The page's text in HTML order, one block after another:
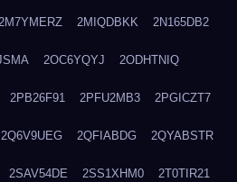
2MIQDBKK 2N165DB2
2OC6YQYJ 2ODHTNIQ
2PB26F91 2PFU2MB3 2PGICZT7
2Q6V9UEG 2QFIABDG 2QYABSTR
2SAV54DE 2SS1XHM0 2T0TIR21